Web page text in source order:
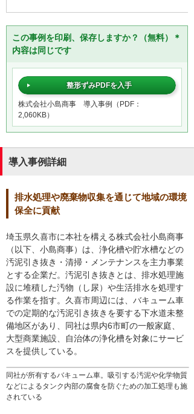
この事例を印刷、保存しますか？（無料）＊
内容は同じです
整形ずみPDFを入手
株式会社小島商事 導入事例（PDF：
2,060KB）
導入事例詳細
排水処理や廃棄物収集を通じて地域の環境
保全に貢献
同社が所有するバキューム車。吸引する汚泥や化学物質
などによるタンク内部の腐食を防ぐための加工処理も施
されている
埼玉県久喜市に本社を構える株式会社小島商事
（以下、小島商事）は、浄化槽や貯水槽などの
汚泥引き抜き・清掃・メンテナンスを主力事業
とする企業だ。汚泥引き抜きとは、排水処理施
設に堆積した汚物（し尿）や生活排水を処理す
る作業を指す。久喜市周辺には、バキューム車
での定期的な汚泥引き抜きを要する下水道未整
備地区があり、同社は県内6市町の一般家庭、
大型商業施設、自治体の浄化槽を対象にサービ
スを提供している。